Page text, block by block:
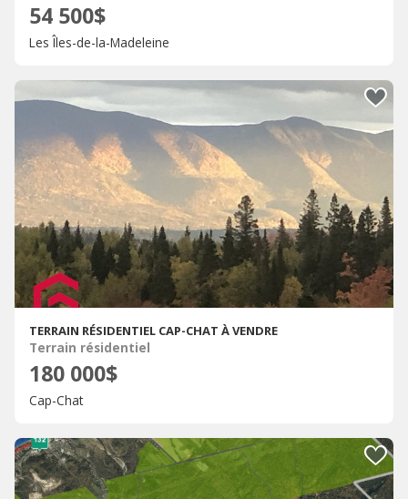
54 500$
Les Îles-de-la-Madeleine
TERRAIN RÉSIDENTIEL CAP-CHAT À VENDRE
Terrain résidentiel
180 000$
Cap-Chat